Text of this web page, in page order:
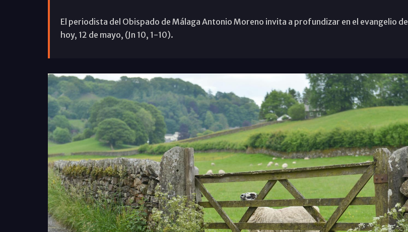
El periodista del Obispado de Málaga Antonio Moreno invita a profundizar en el evangelio de
hoy, 12 de mayo, (Jn 10, 1-10).